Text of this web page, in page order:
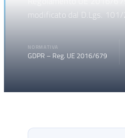
modificato dal D.Lgs.
NORMATIVA
GDPR – Reg. UE 2016/679